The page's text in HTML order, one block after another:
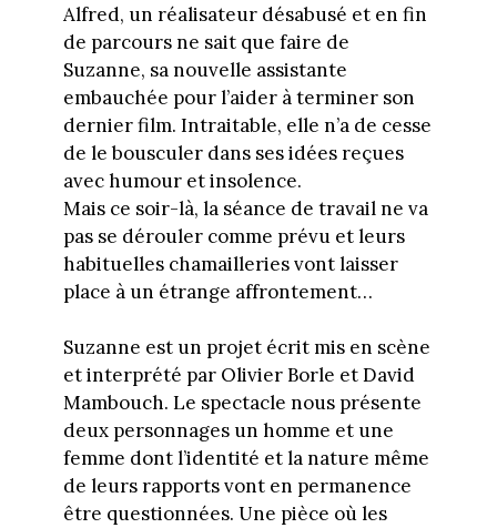
Alfred, un réalisateur désabusé et en fin
de parcours ne sait que faire de
Suzanne, sa nouvelle assistante
embauchée pour l’aider à terminer son
dernier film. Intraitable, elle n’a de cesse
de le bousculer dans ses idées reçues
avec humour et insolence.
Mais ce soir-là, la séance de travail ne va
pas se dérouler comme prévu et leurs
habituelles chamailleries vont laisser
place à un étrange affrontement…
Suzanne est un projet écrit mis en scène
et interprété par Olivier Borle et David
Mambouch. Le spectacle nous présente
deux personnages un homme et une
femme dont l’identité et la nature même
de leurs rapports vont en permanence
être questionnées. Une pièce où les